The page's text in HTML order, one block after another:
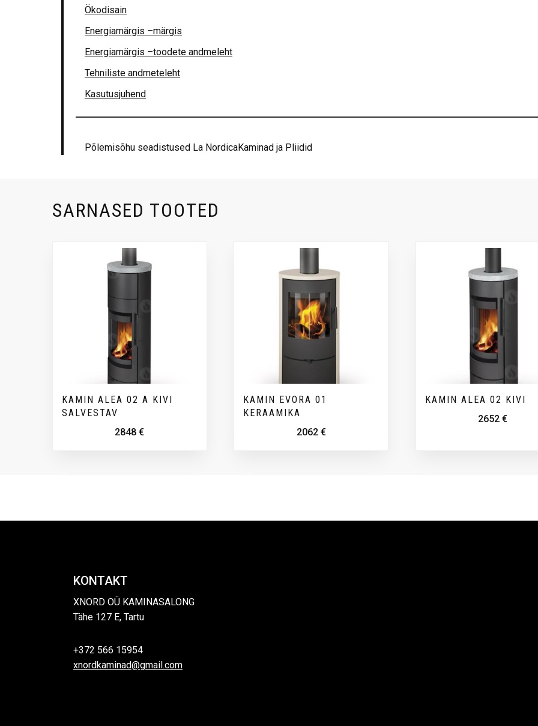
Ökodisain
Energiamärgis –märgis
Energiamärgis –toodete andmeleht
Tehniliste andmeteleht
Kasutusjuhend
Põlemisõhu seadistused La NordicaKaminad ja Pliidid
SARNASED TOOTED
KAMIN ALEA 02 A KIVI
SALVESTAV
2848€
KAMIN EVORA 01
KERAAMIKA
2062 €
KAMIN ALEA 02 KIVI
2652€
KONTAKT
XNORD OÜ KAMINASALONG
Tähe 127 E, Tartu
+372 566 15954
xnordkaminad@gmail.com